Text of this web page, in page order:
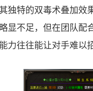
独特的双毒术叠加效
显不足，但在团队配
力往往能让对手难以